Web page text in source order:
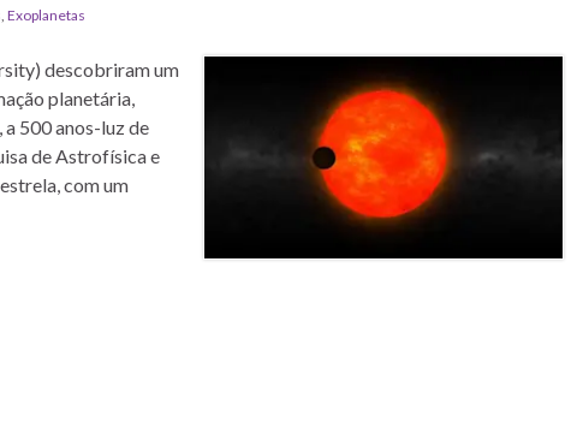
, Exoplanetas
descobriram um
planetária,
500 anos-luz de
de Astrofísica e
com um